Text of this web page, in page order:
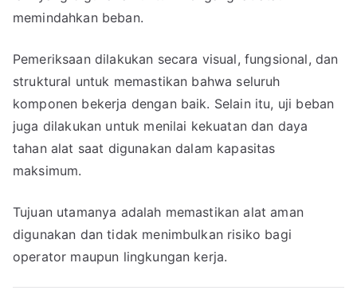
memindahkan beban.
Pemeriksaan dilakukan secara visual, fungsional, dan
struktural untuk memastikan bahwa seluruh
komponen bekerja dengan baik. Selain itu, uji beban
juga dilakukan untuk menilai kekuatan dan daya
tahan alat saat digunakan dalam kapasitas
maksimum.
Tujuan utamanya adalah memastikan alat aman
digunakan dan tidak menimbulkan risiko bagi
operator maupun lingkungan kerja.